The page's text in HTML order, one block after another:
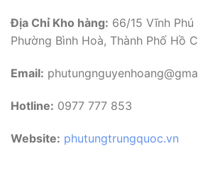
Địa Chỉ Kho hàng: 66/15 Vĩnh
Phường Bình Hoà, Thành Phố Hồ
Email:
Hotline: 0977 777 853
Website: phutungtrungquoc.vn